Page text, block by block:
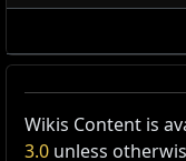
Wikis Content is
3.0 unless